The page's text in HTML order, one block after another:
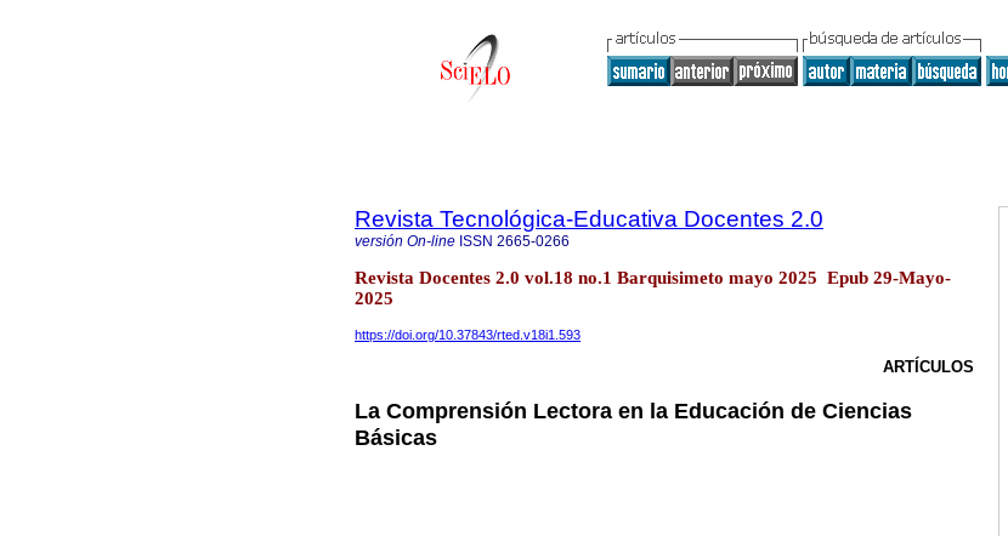
Revista Tecnológica-Educativa Docentes 2.0
versión On-line ISSN 2665-0266
Revista Docentes 2.0 vol.18 no.1 Barquisimeto mayo 2025 Epub 29-Mayo-
2025
https://doi.org/10.37843/rted.v18i1.593
ARTÍCULOS
La Comprensión Lectora en la Educación de Ciencias
Básicas